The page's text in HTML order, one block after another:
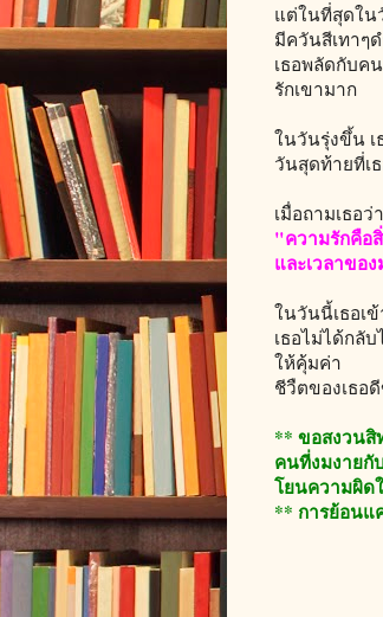
แต่ในที่สุดใน
มีควันสีเทาๆ
เธอพลัดกับค
รักเขามาก
ในวันรุ่งขึ้น เ
วันสุดท้ายที่เ
เมื่อถามเธอ
"ความรักคือ
และเวลาขอ
ในวันนี้เธอเ
เธอไม่ได้กลั
ให้คุ้มค่า
ชีวืตของเธอ
** ขอสงวนสิ
คนที่งมงายกั
โยนความผิด
** การย้อนแ